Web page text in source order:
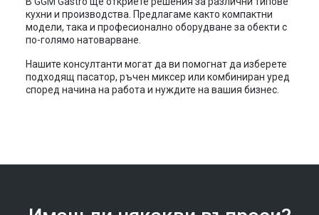
кухни и производства. Предлагаме както компактни
модели, така и професионално оборудване за обекти с
по-голямо натоварване.
Нашите консултанти могат да ви помогнат да изберете
подходящ пасатор, ръчен миксер или комбиниран уред
според начина на работа и нуждите на вашия бизнес.